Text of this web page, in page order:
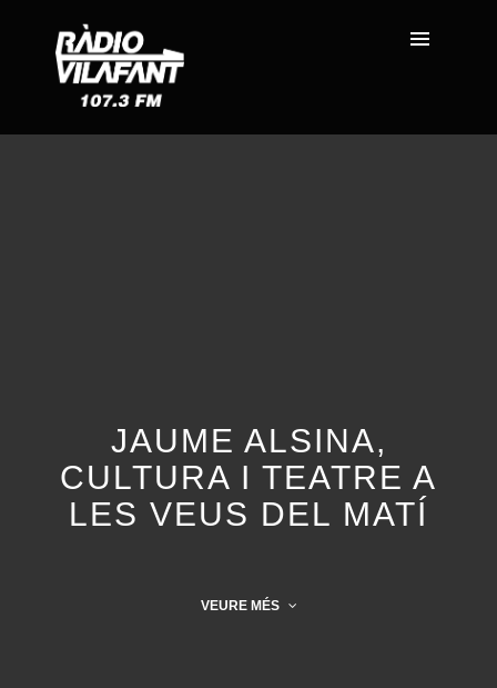
JAUME ALSINA,
CULTURA I TEATRE A
LES VEUS DEL MATÍ
VEURE MÉS